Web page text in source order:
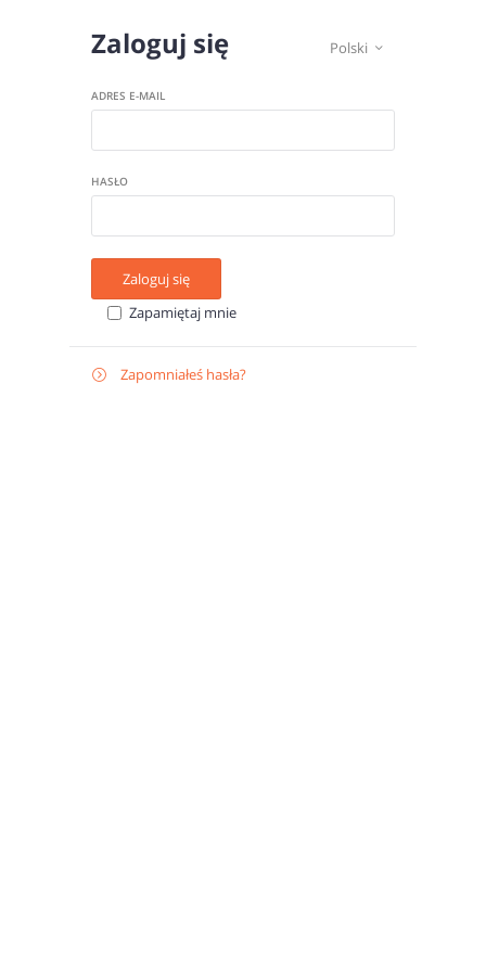
Polski 
Zaloguj się
ADRES E-MAIL
HASŁO
Zaloguj się
Zapamiętaj mnie
 Zapomniałeś hasła?